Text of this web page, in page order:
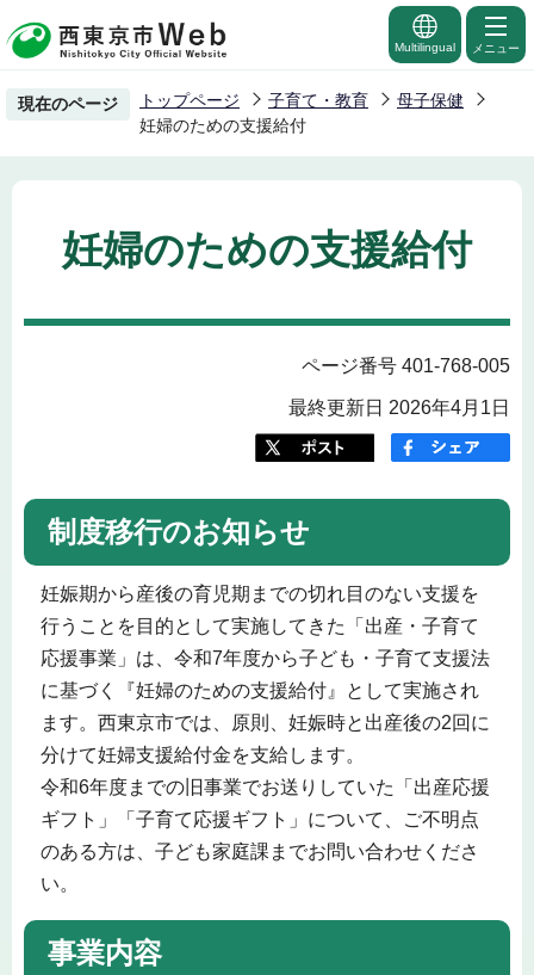
の
ー
Multilingual メニュー
現在のページ トップページ 子育て・教育
母子保健
妊婦のための支援給付
妊婦のための支援給付
ページ番号 401-768-005
最終更新日 2026年4月1日
制度移行のお知らせ
妊娠期から産後の育児期までの切れ目のない支援を
行うことを目的として実施してきた「出産・子育て
応援事業」は、令和7年度から子ども・子育て支援法
に基づく『妊婦のための支援給付』として実施され
ます。西東京市では、原則、妊娠時と出産後の2回に
分けて妊婦支援給付金を支給します。
令和6年度までの旧事業でお送りしていた「出産応援
ギフト」「子育て応援ギフト」について、ご不明点
のある方は、子ども家庭課までお問い合わせくださ
い。
事業内容